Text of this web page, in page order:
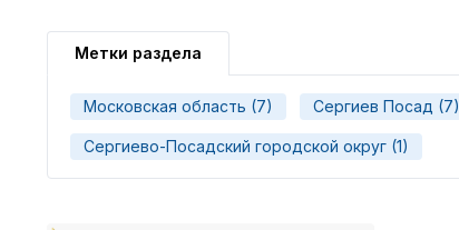
Метки раздела
Московская область (7) Сергиев Посад (7)
Сергиево-Посадский городской округ (1)